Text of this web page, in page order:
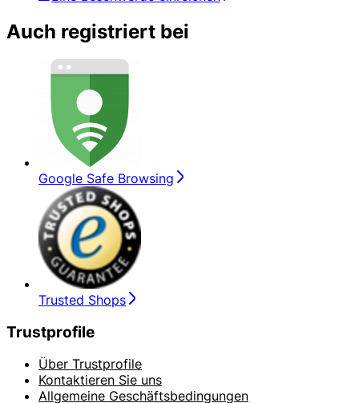
Auch registriert bei
Google Safe Browsing
Trusted Shops
Trustprofile
Über Trustprofile
Kontaktieren Sie uns
Allgemeine Geschäftsbedingungen